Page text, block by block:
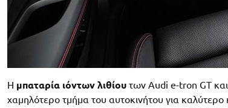
Η μπαταρία ιόντων λιθίου των Audi e-tron GT
χαμηλότερο τμήμα του αυτοκινήτου για καλύτερο